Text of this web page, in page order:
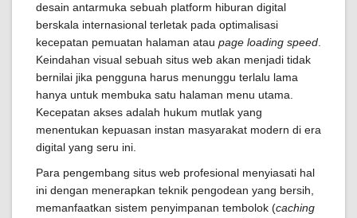
desain antarmuka sebuah platform hiburan digital
berskala internasional terletak pada optimalisasi
kecepatan pemuatan halaman atau page loading speed
Keindahan visual sebuah situs web akan menjadi tidak
bernilai jika pengguna harus menunggu terlalu lama
hanya untuk membuka satu halaman menu utama.
Kecepatan akses adalah hukum mutlak yang
menentukan kepuasan instan masyarakat modern di era
digital yang seru ini.
Para pengembang situs web profesional menyiasati hal
ini dengan menerapkan teknik pengodean yang bersih,
memanfaatkan sistem penyimpanan tembolok (caching